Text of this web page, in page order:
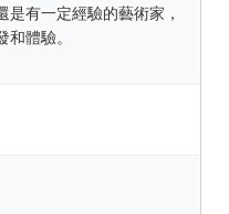
有一定經驗的藝術家，
體驗。